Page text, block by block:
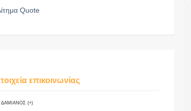
Quote
επικοινωνίας
(+)